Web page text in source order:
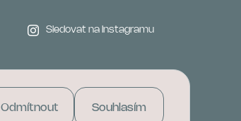
Odmítnout Souhlasím
Sledovat na Instagramu